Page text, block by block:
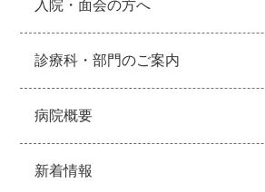
入院・面会の方へ
診療科・部門のご案内
病院概要
新着情報